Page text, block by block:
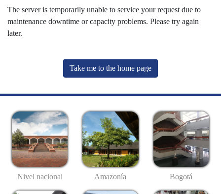
The server is temporarily unable to service your request due to
maintenance downtime or capacity problems. Please try again
later.
Take me to the home page
Nivel nacional Amazonía Bogotá